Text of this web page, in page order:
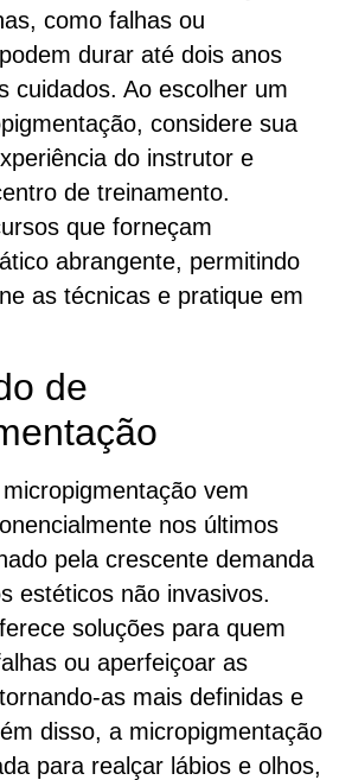
como falhas ou
durar até dois anos
cuidados. Ao escolher um
considere sua
do instrutor e
de treinamento.
que forneçam
abrangente, permitindo
as técnicas e pratique em
de
vem
nos últimos
pela crescente demanda
estéticos não invasivos.
soluções para quem
ou aperfeiçoar as
as mais definidas e
disso, a micropigmentação
para realçar lábios e olhos,